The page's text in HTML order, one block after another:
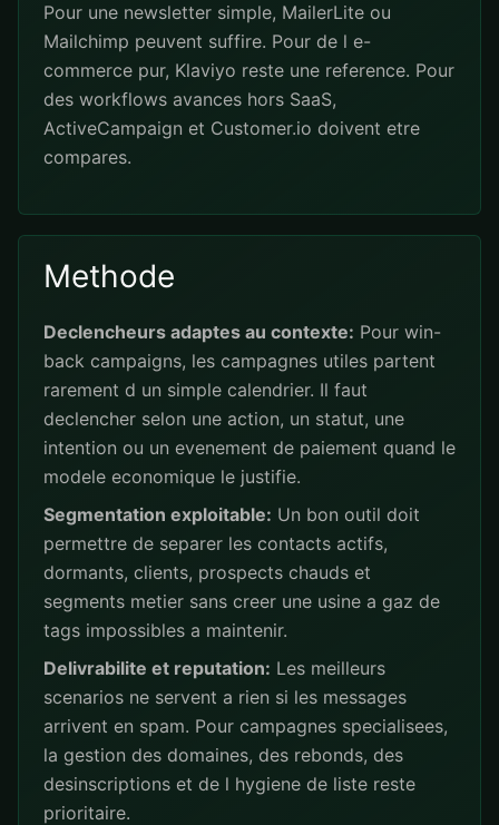
Pour une newsletter simple, MailerLite ou
Mailchimp peuvent suffire. Pour de l e-
commerce pur, Klaviyo reste une reference. Pour
des workflows avances hors SaaS,
ActiveCampaign et Customer.io doivent etre
compares.
Methode
Declencheurs adaptes au contexte: Pour win-
back campaigns, les campagnes utiles partent
rarement d un simple calendrier. Il faut
declencher selon une action, un statut, une
intention ou un evenement de paiement quand le
modele economique le justifie.
Segmentation exploitable: Un bon outil doit
permettre de separer les contacts actifs,
dormants, clients, prospects chauds et
segments metier sans creer une usine a gaz de
tags impossibles a maintenir.
Delivrabilite et reputation: Les meilleurs
scenarios ne servent a rien si les messages
arrivent en spam. Pour campagnes specialisees,
la gestion des domaines, des rebonds, des
desinscriptions et de l hygiene de liste reste
prioritaire.